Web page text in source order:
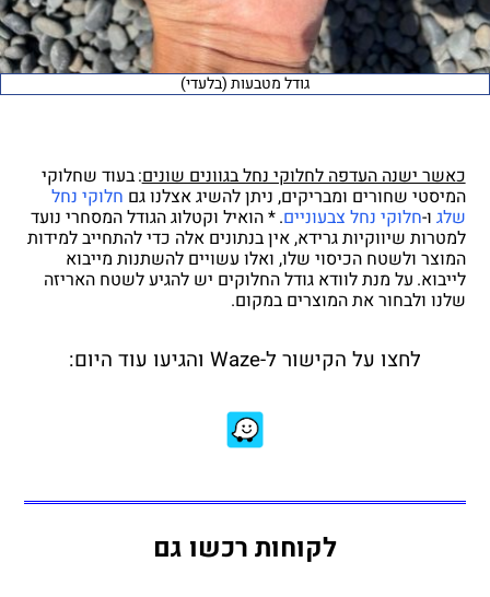
גודל מטבעות (בלעדי)
כאשר ישנה העדפה לחלוקי נחל בגוונים שונים:בעוד שחלוקי
המיסטי שחורים ומבריקים, ניתן להשיג אצלנו גם חלוקי נחל
שלג ו-חלוקי נחל צבעוניים.* הואיל וקטלוג הגודל המסחרי נועד
למטרות שיווקיות גרידא, אין בנתונים אלה כדי להתחייב למידות
המוצר ולשטח הכיסוי שלו, ואלו עשויים להשתנות מייבוא
לייבוא. על מנת לוודא גודל החלוקים יש להגיע לשטח האריזה
שלנו ולבחור את המוצרים במקום.
לחצו על הקישור ל-Waze והגיעו עוד היום:
לקוחות רכשו גם